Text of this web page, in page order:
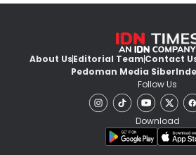
About UsEditorial TeamContact
Pedoman Media Siber
Follow Us
Download